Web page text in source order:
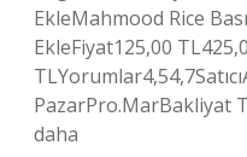
EkleMahmood Rice
EkleFiyat125,00
PazarPro.MarBakliyat
daha